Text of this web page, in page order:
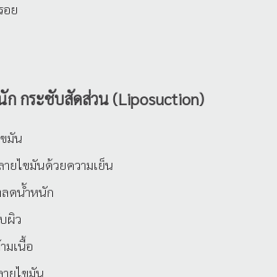
อย
กระชับสัดส่วน (Liposuction)
มัน
ยไขมันด้วยความเย็น
ลดน้ำหนัก
ผิว
มเนื้อ
ยไขมัน